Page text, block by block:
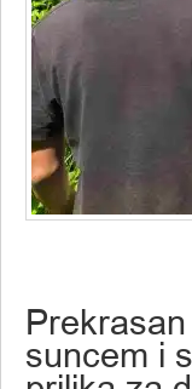
suncem i